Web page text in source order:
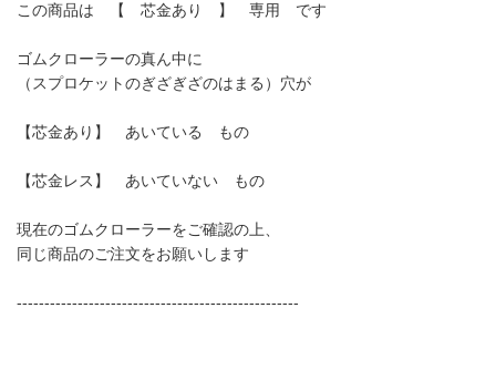
この商品は 【 芯金あり 】 専用 です
ゴムクローラーの真ん中に
（スプロケットのぎざぎざのはまる）穴が
【芯金あり】 あいている もの
【芯金レス】 あいていない もの
現在のゴムクローラーをご確認の上、
同じ商品のご注文をお願いします
---------------------------------------------------